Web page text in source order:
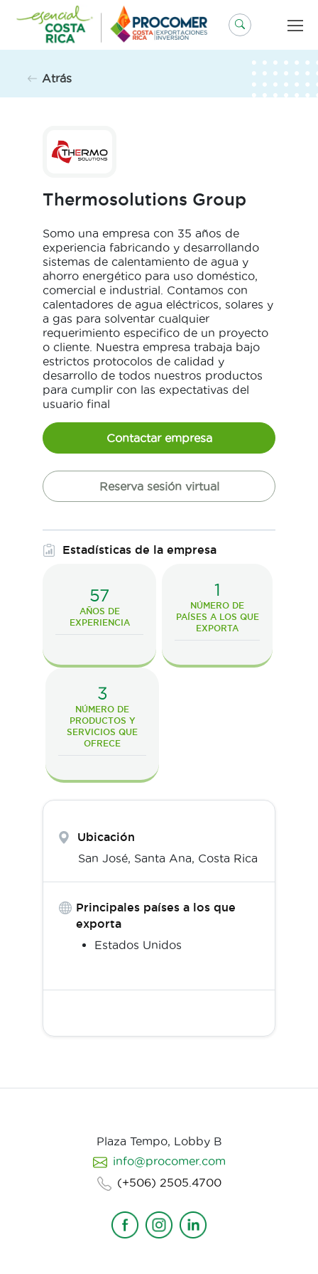
contenido
Atrás
Thermosolutions Group
Somo una empresa con 35 años de
experiencia fabricando y desarrollando
sistemas de calentamiento de agua y
ahorro energético para uso doméstico,
comercial e industrial. Contamos con
calentadores de agua eléctricos, solares y
a gas para solventar cualquier
requerimiento especifico de un proyecto
o cliente. Nuestra empresa trabaja bajo
estrictos protocolos de calidad y
desarrollo de todos nuestros productos
para cumplir con las expectativas del
usuario final
Contactar empresa
Reserva sesión virtual
Estadísticas de la empresa
57
AÑOS DE
EXPERIENCIA
1
NÚMERO DE
PAÍSES A LOS QUE
EXPORTA
3
NÚMERO DE
PRODUCTOS Y
SERVICIOS QUE
OFRECE
Ubicación
San José, Santa Ana, Costa Rica
Principales países a los que
exporta
Estados Unidos
Plaza Tempo, Lobby B
info@procomer.com
(+506) 2505.4700